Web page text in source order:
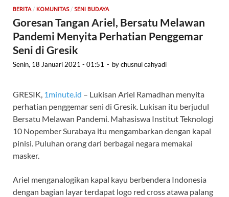
BERITA/ KOMUNITAS/ SENI BUDAYA
Goresan Tangan Ariel, Bersatu Melawan
Pandemi Menyita Perhatian Penggemar
Seni di Gresik
Senin, 18 Januari 2021 - 01:51 - bychusnul cahyadi
GRESIK, 1minute.id – Lukisan Ariel Ramadhan menyita
perhatian penggemar seni di Gresik. Lukisan itu berjudul
Bersatu Melawan Pandemi. Mahasiswa Institut Teknologi
10 Nopember Surabaya itu mengambarkan dengan kapal
pinisi. Puluhan orang dari berbagai negara memakai
masker.
Ariel menganalogikan kapal kayu berbendera Indonesia
dengan bagian layar terdapat logo red cross atawa palang